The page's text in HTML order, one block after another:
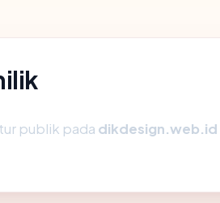
publik pada dikdesign.web.id